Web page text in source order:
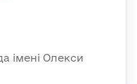
імені Олекси